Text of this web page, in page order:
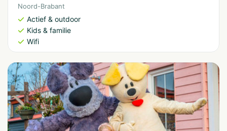
Noord-Brabant
Actief & outdoor
Kids & familie
Wifi